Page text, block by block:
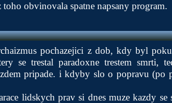
obvinovala spatne napsany program.
pochazejici z dob, kdy byl
se trestal paradoxne trestem smrti,
pripade. i kdyby slo o popravu (po
lidskych prav si dnes muze kazdy